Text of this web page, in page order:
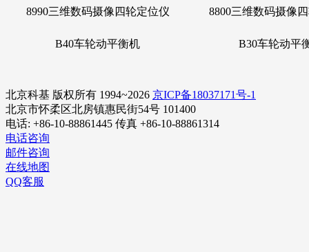
8990三维数码摄像四轮定位仪 8800三维数码摄像
B40车轮动平衡机 B30车轮动平
北京科基 版权所有 1994~2026 京ICP备18037171号-1
北京市怀柔区北房镇惠民街54号 101400
电话: +86-10-88861445 传真 +86-10-88861314
电话咨询
邮件咨询
在线地图
QQ客服